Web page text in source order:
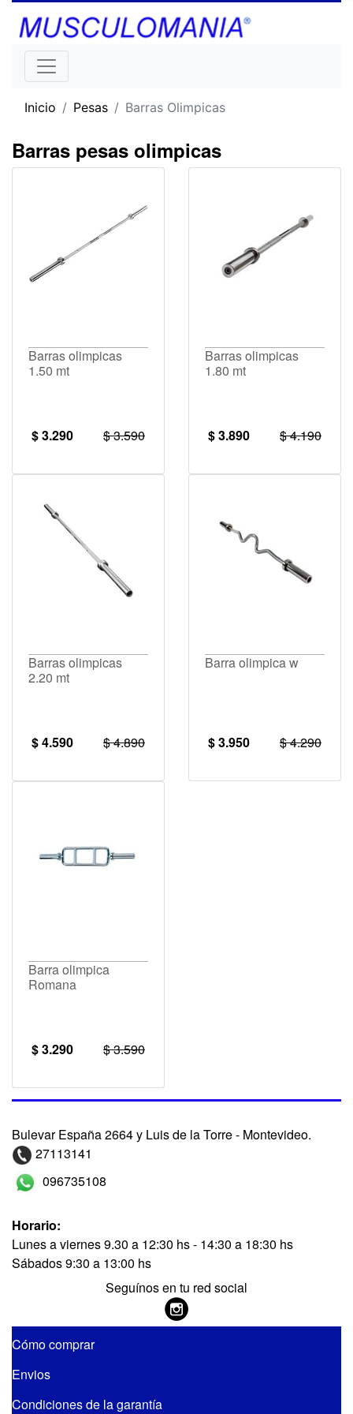
Inicio Pesas Barras Olimpicas
Barras pesas olimpicas
Barras olimpicas
1.50 mt
$ 3.290 $ 3.590
Barras olimpicas
1.80 mt
$ 3.890 $ 4.190
Barras olimpicas
2.20 mt
$ 4.590 $ 4.890
Barra olimpica w
$ 3.950 $ 4.290
Barra olimpica
Romana
$ 3.290 $ 3.590
Bulevar España 2664 y Luis de la Torre - Montevideo.
27113141
096735108
Horario:
Lunes a viernes 9.30 a 12:30 hs - 14:30 a 18:30 hs
Sábados 9:30 a 13:00 hs
Seguínos en tu red social
Cómo comprar
Envios
Condiciones de la garantía